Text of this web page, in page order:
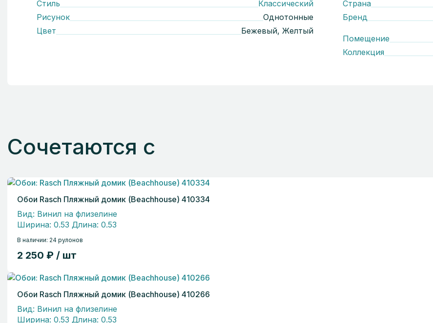
Стиль
Классический
Рисунок
Однотонные
Цвет
Бежевый, Желтый
Страна
Бренд
Помещение
Коллекция
Сочетаются с
Обои Rasch Пляжный домик (Beachhouse) 410334
Вид: Винил на флизелине
Ширина: 0.53 Длина: 0.53
В наличии: 24 рулонов
2 250 ₽ / шт
Обои Rasch Пляжный домик (Beachhouse) 410266
Вид: Винил на флизелине
Ширина: 0.53 Длина: 0.53